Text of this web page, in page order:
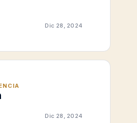
Dic 28, 2024
Dic 28, 2024